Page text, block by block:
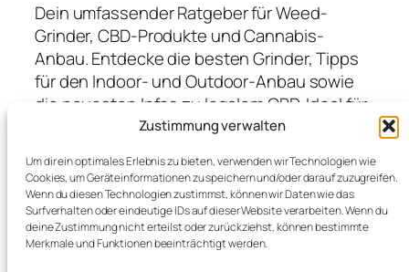
Zustimmung verwalten
Um dir ein optimales Erlebnis zu bieten, verwenden wir Technologien wie
Cookies, um Geräteinformationen zu speichern und/oder darauf zuzugreifen.
Wenn du diesen Technologien zustimmst, können wir Daten wie das
Surfverhalten oder eindeutige IDs auf dieser Website verarbeiten. Wenn du
deine Zustimmung nicht erteilst oder zurückziehst, können bestimmte
Merkmale und Funktionen beeinträchtigt werden.
Dein umfassender Ratgeber für Weed-
Grinder, CBD-Produkte und Cannabis-
Anbau. Entdecke die besten Grinder, Tipps
für den Indoor- und Outdoor-Anbau sowie
die neuesten Infos zu legalem CBD. Ideal für
Anfänger und Profis, die hochwertige
profitieren möchten.
Blog
Veranstaltungen